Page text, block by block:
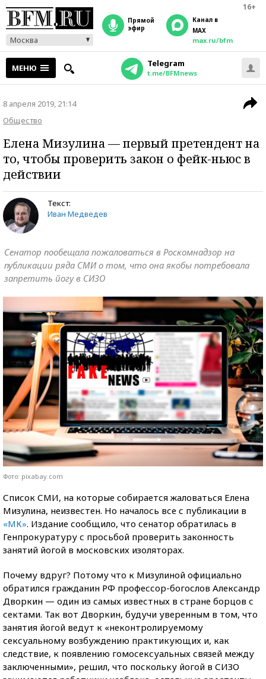
16+
Москва
прямой
эфир
Канал в
MAX
max.ru/bfm
МЕНЮ Telegram
t.me/BFMnews
8 апреля 2019, 21:14
Общество
Елена Мизулина — первый претендент на
то, чтобы проверить закон о фейк-ньюс в
действии
Текст:
Иван Медведев
Сенатор пообещала пожаловаться в Роскомнадзор на
публикации ряда СМИ о том, что она якобы потребовала
запретить йогу в СИЗО
Фото: pixabay.com
Список СМИ, на которые собирается жаловаться Елена
Мизулина, неизвестен. Но началось все с публикации в
«МК». Издание сообщило, что сенатор обратилась в
Генпрокуратуру с просьбой проверить законность
занятий йогой в московских изоляторах.
Почему вдруг? Потому что к Мизулиной официально
обратился гражданин РФ профессор-богослов Александр
Дворкин — один из самых известных в стране борцов с
сектами. Так вот Дворкин, будучи уверенным в том, что
занятия йогой ведут к «неконтролируемому
сексуальному возбуждению практикующих и, как
следствие, к появлению гомосексуальных связей между
заключенными», решил, что поскольку йогой в СИЗО